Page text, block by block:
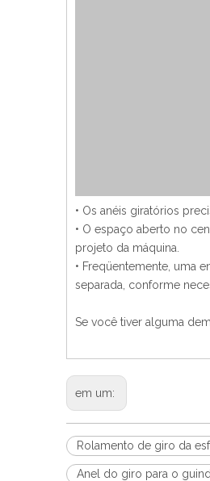
• Os anéis giratórios
• O espaço aberto no
projeto da máquina.
• Freqüentemente, uma
separada, conforme
Se você tiver alguma
em um:
Rolamento de giro da
Anel do giro para o